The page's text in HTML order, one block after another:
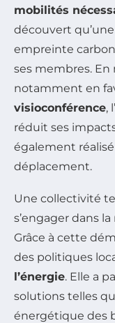
mobilités
découvert
empreinte
ses membres.
notamment en
visioconférence,
réduit ses
également
déplacement.
Une collectivité
s’engager dans
Grâce à cette
des politiques
l’énergie. Elle a
solutions telles
énergétique des